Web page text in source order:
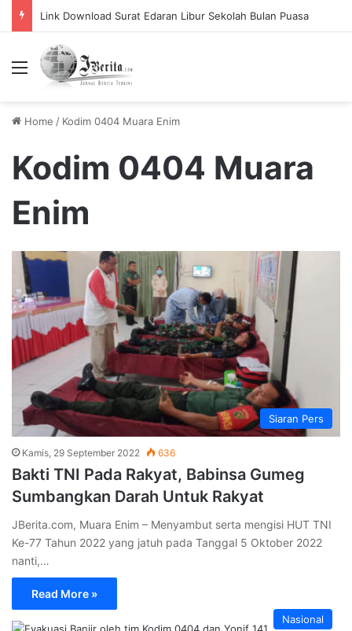
Link Download Surat Edaran Libur Sekolah Bulan Puasa
Menu
Home / Kodim 0404 Muara Enim
Kodim 0404 Muara
Enim
Siaran Pers
Kamis, 29 September 2022 636
Bakti TNI Pada Rakyat, Babinsa Gumeg
Sumbangkan Darah Untuk Rakyat
JBerita.com, Muara Enim – Menyambut serta mengisi HUT TNI
Ke-77 Tahun 2022 yang jatuh pada Tanggal 5 Oktober 2022
nanti,…
Read More »
Nasional